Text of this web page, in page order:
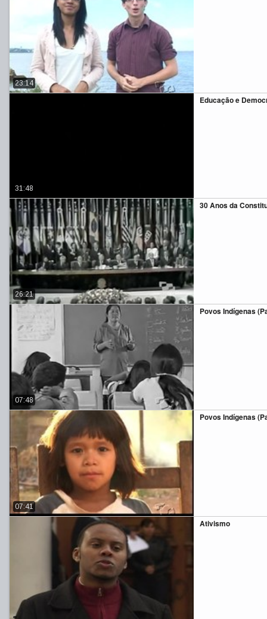
23:14
Educação e
31:48
30 Anos da
26:21
Povos Indígenas
07:48
Povos Indígenas
07:41
Ativismo